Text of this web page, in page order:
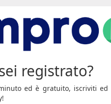
registrato?
ed è gratuito, iscriviti